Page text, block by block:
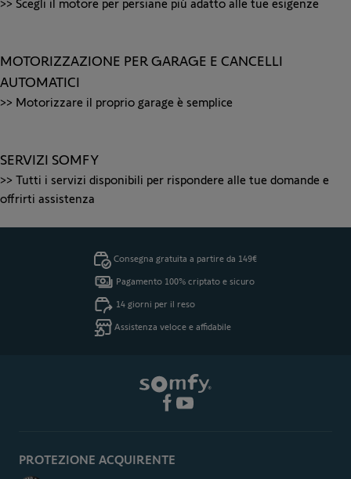
>> Scegli il motore per persiane più adatto alle tue esigenze
MOTORIZZAZIONE PER GARAGE E CANCELLI
AUTOMATICI
>> Motorizzare il proprio garage è semplice
SERVIZI SOMFY
>> Tutti i servizi disponibili per rispondere alle tue domande e
offrirti assistenza
Consegna gratuita a partire da 149€
Pagamento 100% criptato e sicuro
14 giorni per il reso
Assistenza veloce e affidabile
PROTEZIONE ACQUIRENTE